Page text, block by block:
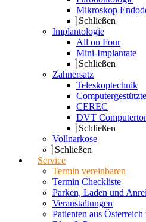
Mikroskop
Schließen
Implantologie
All on Four
Mini-Implantate
Schließen
Zahnersatz
Teleskoptechnik
CEREC
DVT
Schließen
Vollnarkose
Schließen
Service
Termin vereinbaren
Termin Checkliste
Parken, Laden und
Veranstaltungen
Patienten aus